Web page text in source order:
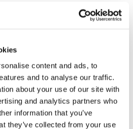
content and ads, to
and to analyse our traffic.
about your use of our site with
and analytics partners who
information that you’ve
they’ve collected from your use